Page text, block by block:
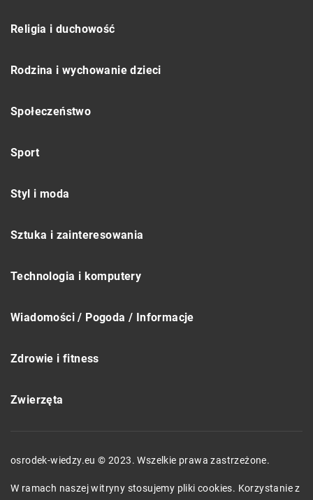
Religia i duchowość
Rodzina i wychowanie dzieci
Społeczeństwo
Sport
Styl i moda
Sztuka i zainteresowania
Technologia i komputery
Wiadomości / Pogoda / Informacje
Zdrowie i fitness
Zwierzęta
osrodek-wiedzy.eu © 2023. Wszelkie prawa zastrzeżone.
W ramach naszej witryny stosujemy pliki cookies. Korzystanie z